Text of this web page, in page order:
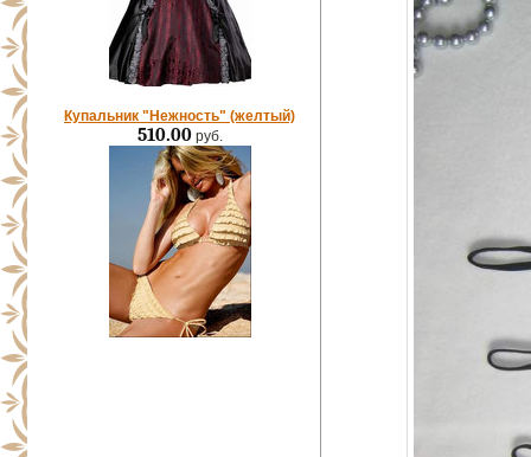
Купальник "Нежность" (желтый)
510.00руб.